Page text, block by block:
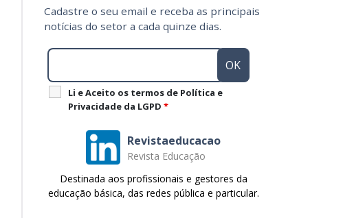
Cadastre o seu email e receba as principais
notícias do setor a cada quinze dias.
Li e Aceito os termos de Política e
Privacidade da LGPD *
Revistaeducacao
Revista Educação
Destinada aos profissionais e gestores da
educação básica, das redes pública e particular.